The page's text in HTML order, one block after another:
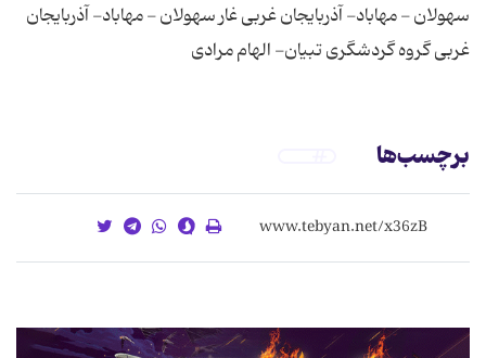
سهولان - مهاباد- آذربایجان غربی غار سهولان - مهاباد- آذربایجان
غربی گروه گردشگری تبیان- الهام مرادی
برچسب‌ها